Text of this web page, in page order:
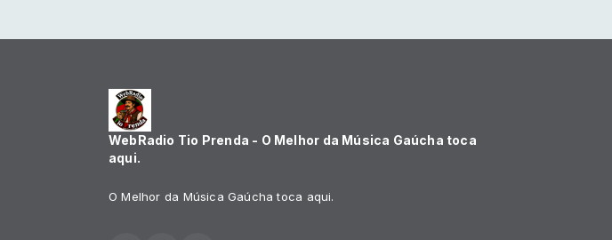
WebRadio Tio Prenda - O Melhor da Música Gaúcha toca
aqui.
O Melhor da Música Gaúcha toca aqui.